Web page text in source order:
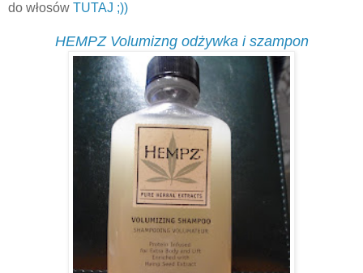
do włosów TUTAJ ;))
HEMPZ Volumizng odżywka i szampon